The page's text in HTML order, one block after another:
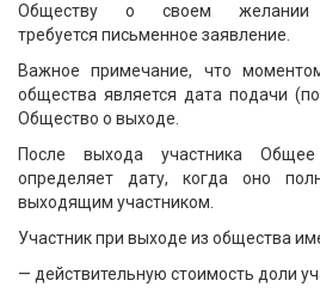
Обществу о своем
требуется письменное заявление.
Важное примечание, что
общества является дата подачи
Общество о выходе.
После выхода участника Общее
определяет дату, когда оно
выходящим участником.
Участник при выходе из общества
— действительную стоимость доли